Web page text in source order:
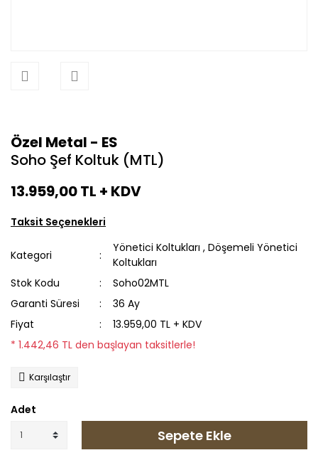
Özel Metal - ES
Soho Şef Koltuk (MTL)
13.959,00 TL + KDV
Taksit Seçenekleri
Kategori
Yönetici Koltukları ,Döşemeli Yönetici
Koltukları
Stok Kodu
Soho02MTL
Garanti Süresi
36 Ay
Fiyat
13.959,00 TL + KDV
* 1.442,46 TL den başlayan taksitlerle!
Karşılaştır
Adet
Sepete Ekle